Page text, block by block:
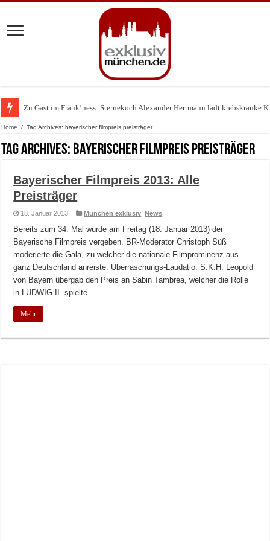
Zu Gast im Fränk’ness: Sternekoch Alexander Herrmann lädt krebskranke
Warum München gerade zum Treffpunkt der Lingerie-Branche wurde
Home / Tag Archives: bayerischer filmpreis preisträger
Tag Archives: bayerischer filmpreis preisträger
Bayerischer Filmpreis 2013: Alle
Preisträger
18. Januar 2013 München exklusiv ,News
Bereits zum 34. Mal wurde am Freitag (18. Januar 2013) der
Bayerische Filmpreis vergeben. BR-Moderator Christoph Süß
moderierte die Gala, zu welcher die nationale Filmprominenz aus
ganz Deutschland anreiste. Überraschungs-Laudatio: S.K.H. Leopold
von Bayern übergab den Preis an Sabin Tambrea, welcher die Rolle
in LUDWIG II. spielte.
Mehr